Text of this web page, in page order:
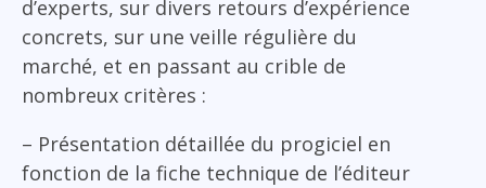
d’experts, sur divers retours d’expérience
concrets, sur une veille régulière du
marché, et en passant au crible de
nombreux critères :
– Présentation détaillée du progiciel en
fonction de la fiche technique de l’éditeur